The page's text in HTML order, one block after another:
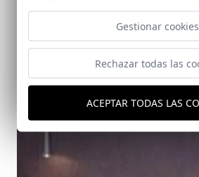
Gestionar cookies
Rechazar todas las
ACEPTAR TODAS LAS